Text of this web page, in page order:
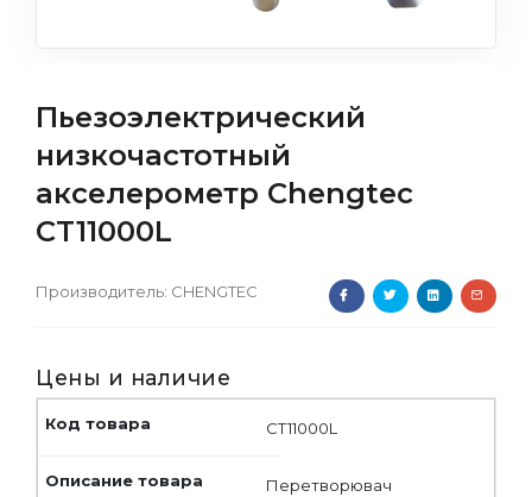
Пьезоэлектрический
низкочастотный
акселерометр Chengtec
CT11000L
Производитель: CHENGTEC
Цены и наличие
CT11000L
Перетворювач